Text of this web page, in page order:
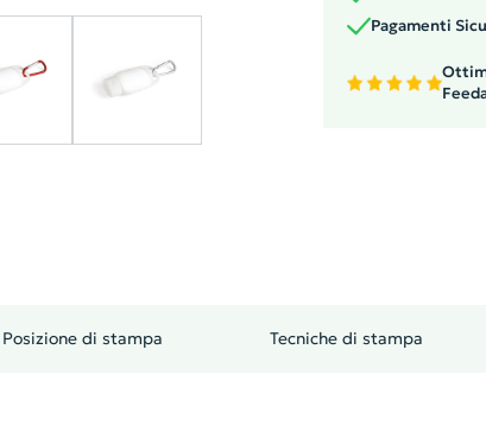
Pagamenti
Posizione di stampa Tecniche di stampa